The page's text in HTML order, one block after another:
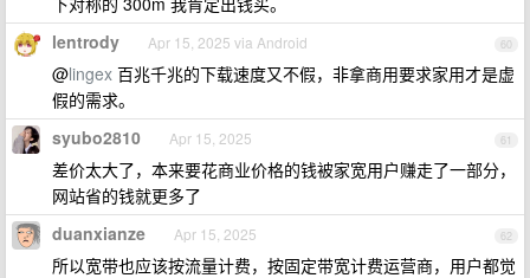
60
lentrody Apr 15, 2025 via Android
@lingex 百兆千兆的下载速度又不假，非拿商用要求家用才是虚
假的需求。
61
syubo2810 Apr 15, 2025
差价太大了，本来要花商业价格的钱被家宽用户赚走了一部分，
网站省的钱就更多了
62
duanxianze Apr 15, 2025
所以宽带也应该按流量计费，按固定带宽计费运营商，用户都觉